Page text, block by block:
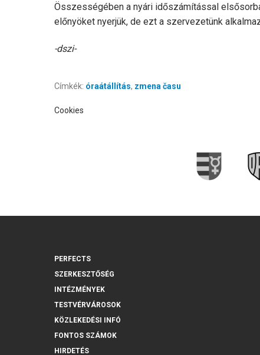
Összességében a nyári időszámítással
előnyöket nyerjük, de ezt a szervezetünk
-dszi-
Címkék: óraátállítás, zmena času
Cookies
PERFECTS
SZERKESZTŐSÉG
INTÉZMÉNYEK
TESTVÉRVÁROSOK
KÖZLEKEDÉSI INFÓ
FONTOS SZÁMOK
HIRDETÉS